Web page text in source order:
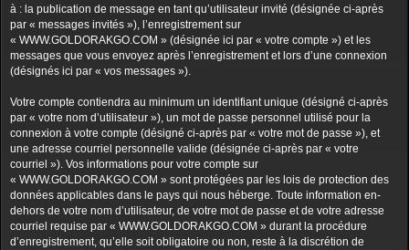
à : la publication de message en tant qu’utilisateur invité (désignée ci-après
par « messages invités »), l’enregistrement sur
« WWW.GOLDORAKGO.COM » (désignée ici par « votre compte ») et les
messages que vous envoyez après l’enregistrement et lors d’une connexion
(désignés ici par « vos messages »).
Votre compte contiendra au minimum un identifiant unique (désigné ci-après
par « votre nom d’utilisateur »), un mot de passe personnel utilisé pour la
connexion à votre compte (désigné ci-après par « votre mot de passe »), et
une adresse courriel personnelle valide (désignée ci-après par « votre
courriel »). Vos informations pour votre compte sur
« WWW.GOLDORAKGO.COM » sont protégées par les lois de protection des
données applicables dans le pays qui nous héberge. Toute information en-
dehors de votre nom d’utilisateur, de votre mot de passe et de votre adresse
courriel requise par « WWW.GOLDORAKGO.COM » durant la procédure
d’enregistrement, qu’elle soit obligatoire ou non, reste à la discrétion de